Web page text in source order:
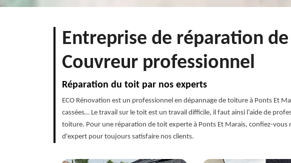
Entreprise de réparation
Couvreur professionnel
Réparation du toit par nos experts
ECO Rénovation est un professionnel en dépannage de toiture à Ponts Et
cassées… Le travail sur le toit est un travail difficile, il faut ainsi l’aide de
toiture. Pour une réparation de toit experte à Ponts Et Marais, confiez-vous
d'expert pour toujours satisfaire nos clients.